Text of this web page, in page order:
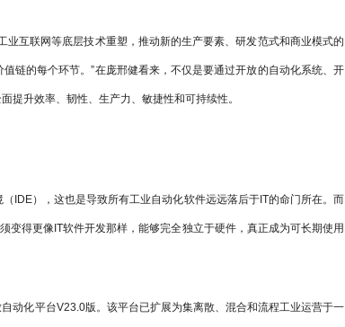
互联网等底层技术重塑，推动新的生产要素、研发范式和商业模式的
链的每个环节。”在庞邢健看来，不仅是要通过开放的自动化系统、开
提升效率、韧性、生产力、敏捷性和可持续性。
IDE），这也是导致所有工业自动化软件远远落后于IT的命门所在。而
变得更像IT软件开发那样，能够完全独立于硬件，真正成为可长期使用
动化平台V23.0版。该平台已扩展为集离散、混合和流程工业运营于一